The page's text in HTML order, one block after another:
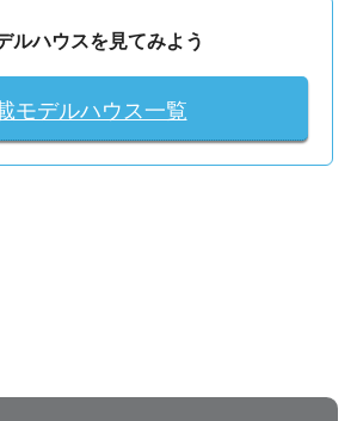
デルハウスを見てみよう
モデルハウス一覧